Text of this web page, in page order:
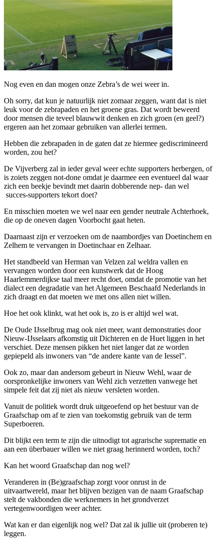
Nog even en dan mogen onze Zebra’s de wei weer in.
Oh sorry, dat kun je natuurlijk niet zomaar zeggen, want dat is niet
leuk voor de zebrapaden en het groene gras. Dat wordt beweerd
door mensen die teveel blauwwit denken en zich groen (en geel?)
ergeren aan het zomaar gebruiken van allerlei termen.
Hebben die zebrapaden in de gaten dat ze hiermee gediscrimineerd
worden, zou het?
De Vijverberg zal in ieder geval weer echte supporters herbergen, of
is zoiets zeggen not-done omdat je daarmee een eventueel dal waar
zich een beekje bevindt met daarin dobberende nep- dan wel
succes-supporters tekort doet?
En misschien moeten we wel naar een gender neutrale Achterhoek,
die op de oneven dagen Voorbocht gaat heten.
Daarnaast zijn er verzoeken om de naambordjes van Doetinchem en
Zelhem te vervangen in Doetinchaar en Zelhaar.
Het standbeeld van Herman van Velzen zal weldra vallen en
vervangen worden door een kunstwerk dat de Hoog
Haarlemmerdijkse taal meer recht doet, omdat de promotie van het
dialect een degradatie van het Algemeen Beschaafd Nederlands in
zich draagt en dat moeten we met ons allen niet willen.
Hoe het ook klinkt, wat het ook is, zo is er altijd wel wat.
De Oude IJsselbrug mag ook niet meer, want demonstraties door
Nieuw-IJsselaars afkomstig uit Dichteren en de Huet liggen in het
verschiet. Deze mensen pikken het niet langer dat ze worden
gepiepeld als inwoners van “de andere kante van de Iessel”.
Ook zo, maar dan andersom gebeurt in Nieuw Wehl, waar de
oorspronkelijke inwoners van Wehl zich verzetten vanwege het
simpele feit dat zij niet als nieuw versleten worden.
Vanuit de politiek wordt druk uitgeoefend op het bestuur van de
Graafschap om af te zien van toekomstig gebruik van de term
Superboeren.
Dit blijkt een term te zijn die uitnodigt tot agrarische suprematie en
aan een überbauer willen we niet graag herinnerd worden, toch?
Kan het woord Graafschap dan nog wel?
Veranderen in (Be)graafschap zorgt voor onrust in de
uitvaartwereld, maar het blijven bezigen van de naam Graafschap
stelt de vakbonden die werknemers in het grondverzet
vertegenwoordigen weer achter.
Wat kan er dan eigenlijk nog wel? Dat zal ik jullie uit (proberen te)
leggen.